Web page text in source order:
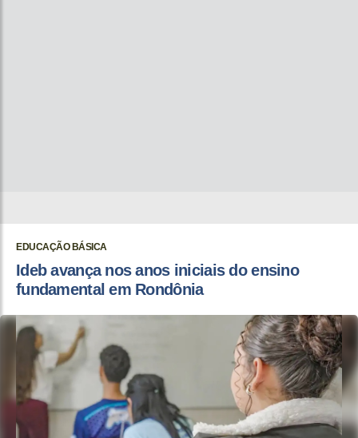
EDUCAÇÃO BÁSICA
Ideb avança nos anos iniciais do ensino
fundamental em Rondônia